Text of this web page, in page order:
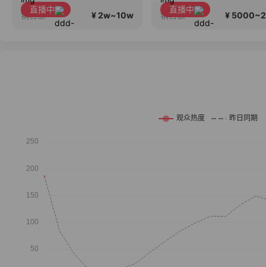
直播中
销售额 ¥ 2w~10w
直播中
销售额 ¥